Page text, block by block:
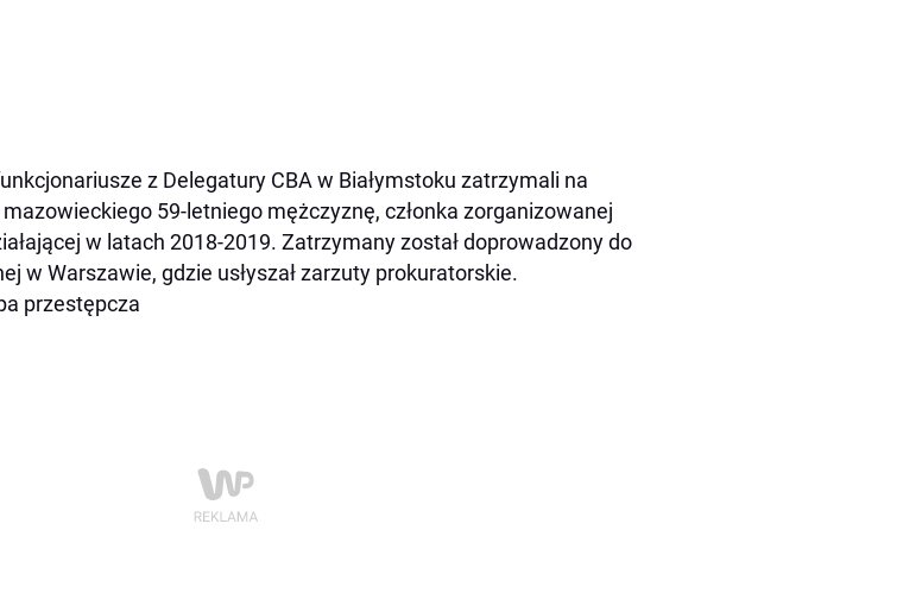
z Delegatury CBA w Białymstoku zatrzymali na
59-letniego mężczyznę, członka zorganizowanej
w latach 2018-2019. Zatrzymany został doprowadzony do
w Warszawie, gdzie usłyszał zarzuty prokuratorskie.
przestępcza